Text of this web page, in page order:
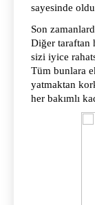
sayesinde
Son
Diğer taraftan
sizi iyice
Tüm bunlara
yatmaktan
her bakımlı